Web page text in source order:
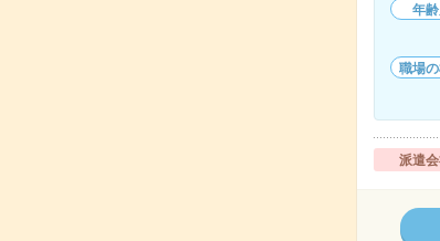
年
職場
派遣